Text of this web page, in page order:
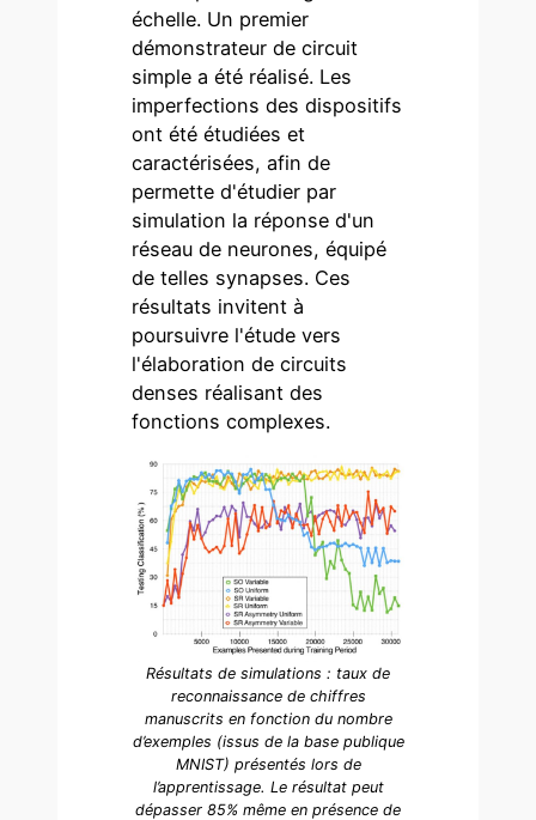
échelle. Un premier
démonstrateur de circuit
simple a été réalisé. Les
imperfections des dispositifs
ont été étudiées et
caractérisées, afin de
permette d'étudier par
simulation la réponse d'un
réseau de neurones, équipé
de telles synapses. Ces
résultats invitent à
poursuivre l'étude vers
l'élaboration de circuits
denses réalisant des
fonctions complexes.
Résultats de simulations : taux de
reconnaissance de chiffres
manuscrits en fonction du nombre
d’exemples (issus de la base publique
MNIST) présentés lors de
l’apprentissage. Le résultat peut
dépasser 85% même en présence de